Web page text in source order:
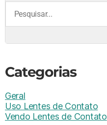
Categorias
Geral
Uso Lentes de Contato
Vendo Lentes de Contato